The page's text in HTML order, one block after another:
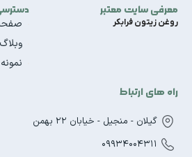
معرفی سایت معتبر
روغن زیتون فرابکر
وبلاگ
راه های ارتباط
گیلان - منجیل - خیابان 22 بهمن
09934004311